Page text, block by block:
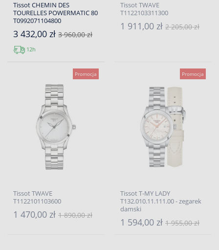
Tissot CHEMIN DES
TOURELLES POWERMATIC 80
T0992071104800
3 432,00 zł 3 960,00 zł
12h
Tissot TWAVE
T1122103311300
1 911,00 zł 2 205,00 zł
Promocja
Tissot TWAVE
T1122101103600
1 470,00 zł 1 890,00 zł
Promocja
Tissot T-MY LADY
T132.010.11.111.00 - zegarek
damski
1 594,00 zł 1 955,00 zł